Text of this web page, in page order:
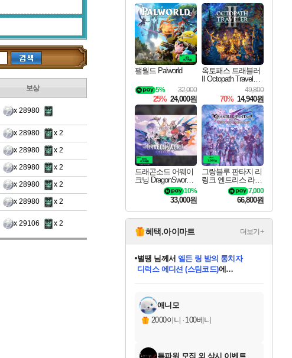
보상
x 28980
x 28980 x 2
x 28980 x 2
x 28980 x 2
x 28980 x 2
x 28980 x 2
x 29106 x 2
최대 90% 할인가를 만나보세요!
네이버혜택과 함께 만나보세요!
이니&베니 혜택까지!
네이버 혜택가와 함께 예약하세요!
할인&네이버혜택으로 만나보세요!
네이버페이 혜택과 만나보세요!
40주년 프로모션으로 만나보세요!
할인가에 만나보세요!
일부 에디션 상시 할인!
혜택으로 예약 판매 중
편안하게 충전하세요
팰월드 Palworld
32,000
5%
25% 24,000원
옥토패스 트래블러
II Octopath Traveler I
49,800
70% 14,940원
드래곤소드 어웨이
크닝 DragonSword A
10%
33,000원
그랑블루 판타지 리
링크 엔드리스 라그
나로크 Granblue Fa
ntasy Relink Endless
7,000
66,800원
혜택.아이마트 더보기+
교환.
당첨되셨습니다.
니코 님께서 (본편포함) 데이브 더
다이버 인 더 정글 번들 (스팀코드)
당첨되셨습니다.
당첨되셨습니다.
당첨되셨습니다.
당첨되셨습니다.
당첨되셨습니다.
에디션 (스팀코드)
당첨되셨습니다.
애니모
2000이니 · 100베니
특파원 모집 외 상시 이벤트